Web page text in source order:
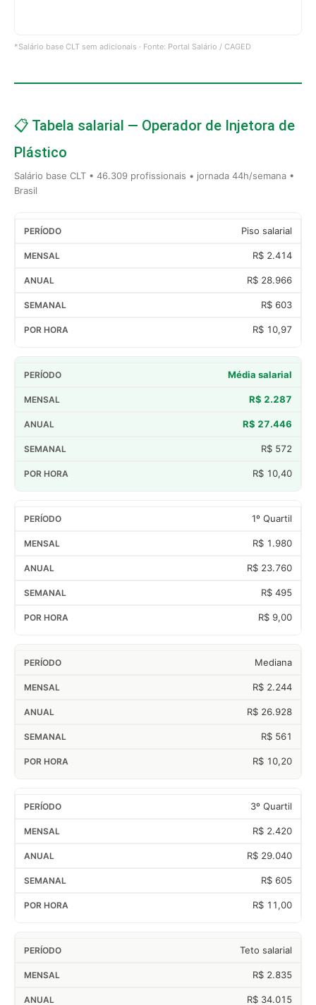
*Salário base CLT sem adicionais · Fonte: Portal Salário / CAGED
📋 Tabela salarial — Operador de Injetora de
Plástico
Salário base CLT • 46.309 profissionais • jornada 44h/semana •
Brasil
Piso salarial
R$ 2.414
R$ 28.966
R$ 603
R$ 10,97
Média salarial
R$ 2.287
R$ 27.446
R$ 572
R$ 10,40
1º Quartil
R$ 1.980
R$ 23.760
R$ 495
R$ 9,00
Mediana
R$ 2.244
R$ 26.928
R$ 561
R$ 10,20
3º Quartil
R$ 2.420
R$ 29.040
R$ 605
R$ 11,00
Teto salarial
R$ 2.835
R$ 34.015